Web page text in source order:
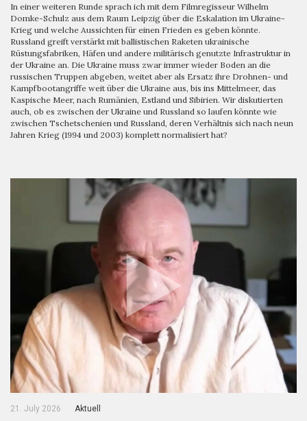
In einer weiteren Runde sprach ich mit dem Filmregisseur Wilhelm
Domke-Schulz aus dem Raum Leipzig über die Eskalation im Ukraine-
Krieg und welche Aussichten für einen Frieden es geben könnte.
Russland greift verstärkt mit ballistischen Raketen ukrainische
Rüstungsfabriken, Häfen und andere militärisch genutzte Infrastruktur in
der Ukraine an. Die Ukraine muss zwar immer wieder Boden an die
russischen Truppen abgeben, weitet aber als Ersatz ihre Drohnen- und
Kampfbootangriffe weit über die Ukraine aus, bis ins Mittelmeer, das
Kaspische Meer, nach Rumänien, Estland und Sibirien. Wir diskutierten
auch, ob es zwischen der Ukraine und Russland so laufen könnte wie
zwischen Tschetschenien und Russland, deren Verhältnis sich nach neun
Jahren Krieg (1994 und 2003) komplett normalisiert hat?
21. July 2026 Aktuell